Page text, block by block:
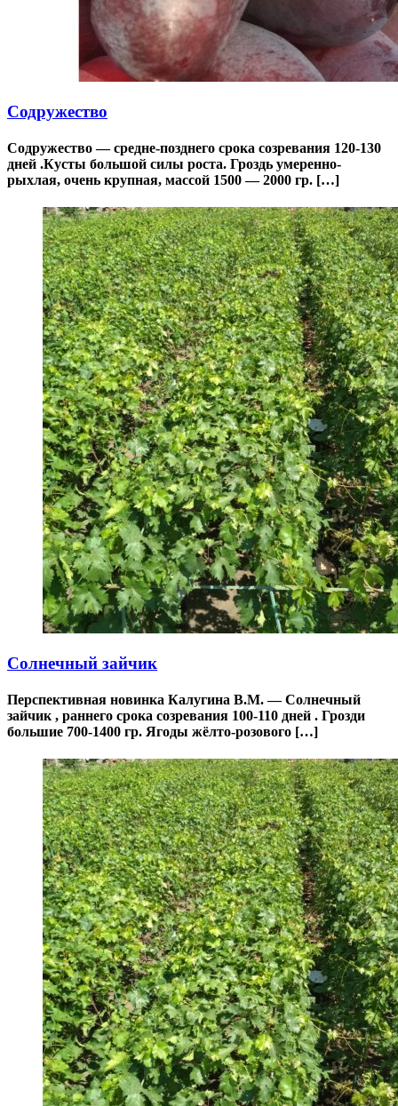
Содружество
Содружество — средне-позднего срока созревания 120-130
дней .Кусты большой силы роста. Гроздь умеренно-
рыхлая, очень крупная, массой 1500 — 2000 гр. […]
Солнечный зайчик
Перспективная новинка Калугина В.М. — Солнечный
зайчик , раннего срока созревания 100-110 дней . Грозди
большие 700-1400 гр. Ягоды жёлто-розового […]